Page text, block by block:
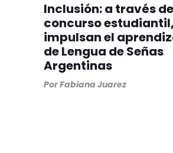
Inclusión: a través
concurso estudiantil,
impulsan el
de Lengua de Señas
Argentinas
PorFabiana Juarez